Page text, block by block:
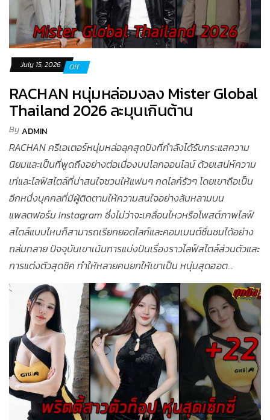
July 15, 2026 Off
RACHAN หนุ่มหล่อมงลง Mister Global
Thailand 2026 ละมุนเกินต้าน
ByADMIN
RACHAN ครีเอเตอร์หนุ่มหล่อลุคสุดปังที่กำลังได้รับกระแสความ
นิยมและเป็นที่พูดถึงอย่างต่อเนื่องบนโลกออนไลน์ ด้วยเสน่ห์ความ
เท่และไลฟ์สไตล์ที่น่าสนใจชวนให้แฟนๆ กดไลก์รัวๆ โดยเขาถือเป็น
อีกหนึ่งบุคคลที่มีผู้ติดตามให้ความสนใจอย่างล้นหลามบน
แพลตฟอร์ม Instagram ซึ่งไม่ว่าจะเคลื่อนไหวหรือโพสต์ภาพไลฟ์
สไตล์แบบไหนก็สามารถเรียกยอดไลก์และคอมเมนต์ชื่นชมได้อย่าง
ถล่มทลาย ปัจจุบันเขาเน้นการแบ่งปันเรื่องราวไลฟ์สไตล์ส่วนตัวและ
การแต่งตัวสุดชิค ทำให้หลายคนยกให้เขาเป็น หนุ่มสุดฮอต...